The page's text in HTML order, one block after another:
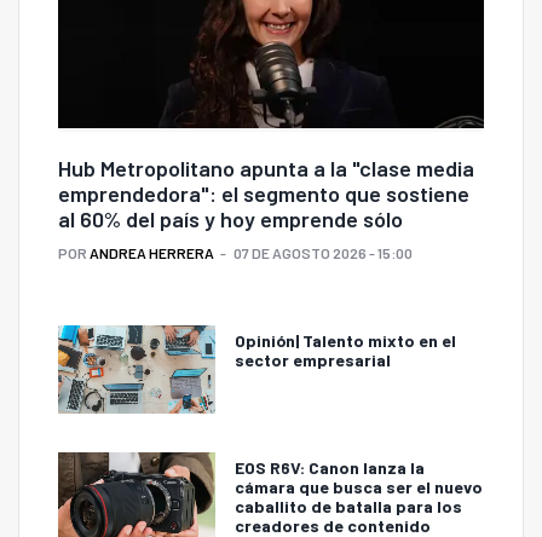
Hub Metropolitano apunta a la "clase media
emprendedora": el segmento que sostiene
al 60% del país y hoy emprende sólo
POR ANDREA HERRERA 07 DE AGOSTO 2026 - 15:00
Opinión| Talento mixto en el
sector empresarial
EOS R6V: Canon lanza la
cámara que busca ser el nuevo
caballito de batalla para los
creadores de contenido